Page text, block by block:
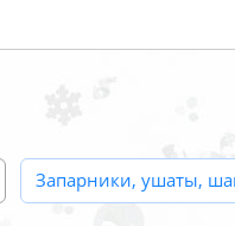
Запарники, ушаты,